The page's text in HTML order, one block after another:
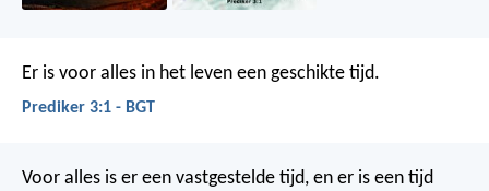
Er is voor alles in het leven een geschikte tijd.
Prediker 3:1 - BGT
Voor alles is er een vastgestelde tijd, en er is een tijd